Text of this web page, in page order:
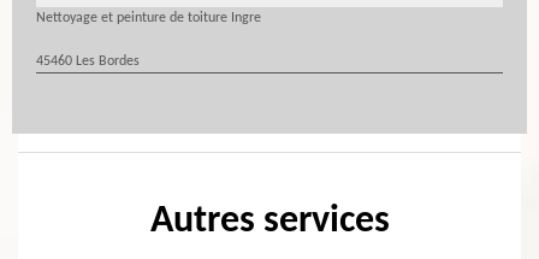
Nettoyage et peinture de toiture Ingre
45460 Les Bordes
Autres services